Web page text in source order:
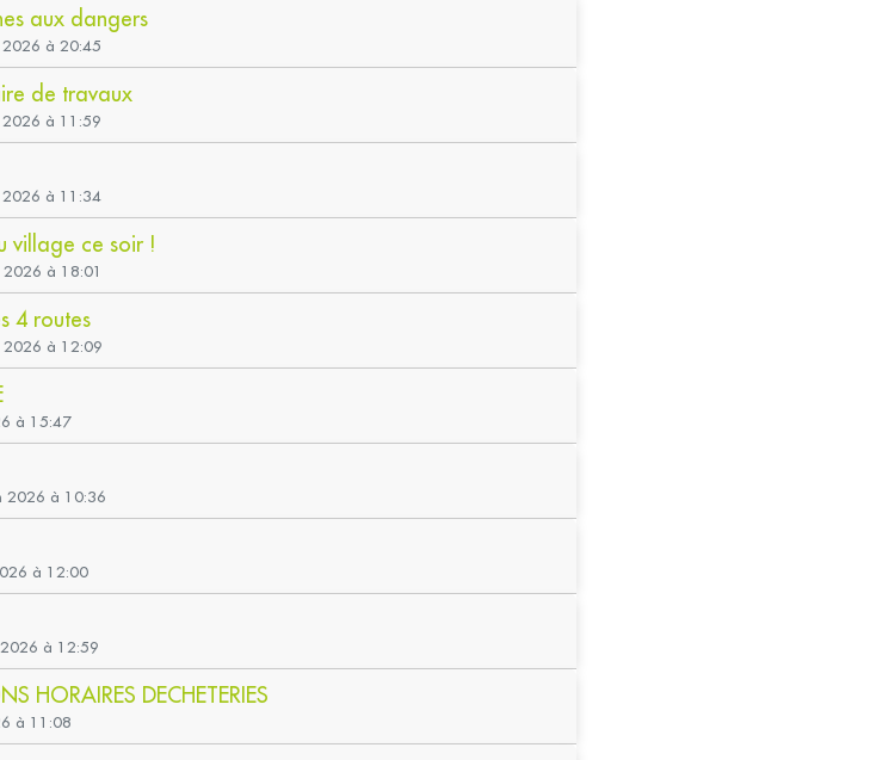
aux dangers
2026 à 20:45
de travaux
2026 à 11:59
2026 à 11:34
village ce soir !
2026 à 18:01
4 routes
2026 à 12:09
à 15:47
2026 à 10:36
à 12:00
2026 à 12:59
HORAIRES DECHETERIES
à 11:08